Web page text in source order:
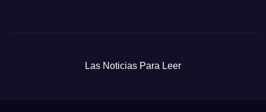
Las Noticias Para Leer